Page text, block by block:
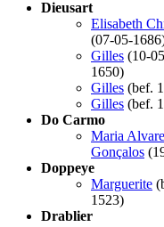
Dieusart
Elisabeth
(07-05-
Gilles (10-
1650)
Gilles (bef.
Gilles (bef.
Do Carmo
Maria
Gonçalos
Doppeye
Marguerite
1523)
Drablier